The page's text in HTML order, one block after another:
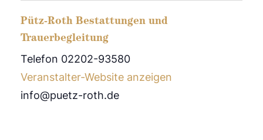
Pütz-Roth Bestattungen und
Trauerbegleitung
Telefon 02202-93580
Veranstalter-Website anzeigen
info@puetz-roth.de